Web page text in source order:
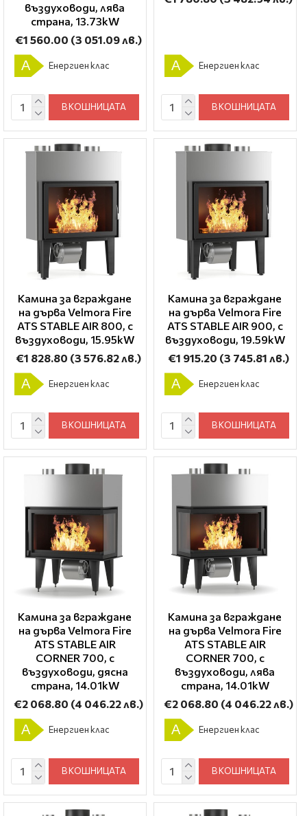
въздуховоди, лява
страна, 13.73kW
€1 560.00 (3 051.09 лв.)
A Енергиен клас
В КОШНИЦАТА
A Енергиен клас
В КОШНИЦАТА
Камина за вграждане
на дърва Velmora Fire
ATS STABLE AIR 800, с
въздуховоди, 15.95kW
€1 828.80 (3 576.82 лв.)
A Енергиен клас
В КОШНИЦАТА
Камина за вграждане
на дърва Velmora Fire
ATS STABLE AIR 900, с
въздуховоди, 19.59kW
€1 915.20 (3 745.81 лв.)
A Енергиен клас
В КОШНИЦАТА
Камина за вграждане
на дърва Velmora Fire
ATS STABLE AIR
CORNER 700, с
въздуховоди, дясна
страна, 14.01kW
€2 068.80 (4 046.22 лв.)
A Енергиен клас
В КОШНИЦАТА
Камина за вграждане
на дърва Velmora Fire
ATS STABLE AIR
CORNER 700, с
въздуховоди, лява
страна, 14.01kW
€2 068.80 (4 046.22 лв.)
A Енергиен клас
В КОШНИЦАТА